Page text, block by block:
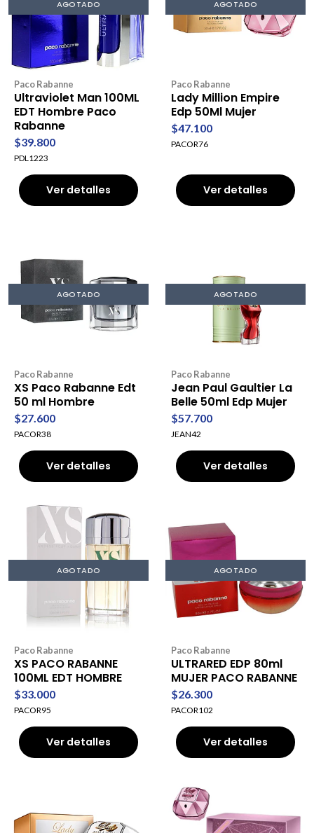
AGOTADO
Paco Rabanne
Ultraviolet Man 100ML
EDT Hombre Paco
Rabanne
$39.800
PDL1223
Ver detalles
AGOTADO
Paco Rabanne
Lady Million Empire
Edp 50Ml Mujer
$47.100
PACOR76
Ver detalles
AGOTADO
Paco Rabanne
XS Paco Rabanne Edt
50 ml Hombre
$27.600
PACOR38
Ver detalles
AGOTADO
Paco Rabanne
Jean Paul Gaultier La
Belle 50ml Edp Mujer
$57.700
JEAN42
Ver detalles
AGOTADO
Paco Rabanne
XS PACO RABANNE
100ML EDT HOMBRE
$33.000
PACOR95
Ver detalles
AGOTADO
Paco Rabanne
ULTRARED EDP 80ml
MUJER PACO RABANNE
$26.300
PACOR102
Ver detalles